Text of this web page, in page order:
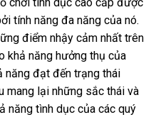
chơi tình dục cao cấp hướng
dẫn
được
tính năng đa năng tiki
của nó.
điểm nhậy cảm nhất trên
khả năng hưởng thụ của
năng đạt đến trạng thái
mang lại giao
hàng
những sắc thái an
toàn
và
năng tình dục cung
của chính
các quý